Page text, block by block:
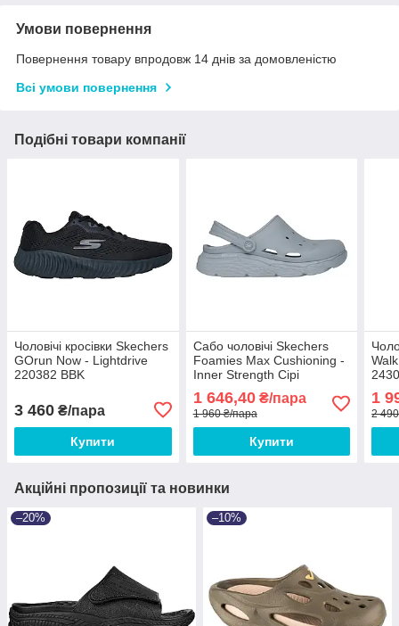
Умови повернення
Повернення товару впродовж 14 днів за домовленістю
Всі умови повернення
Подібні товари компанії
Чоловічі кросівки Skechers
GOrun Now - Lightdrive
220382 BBK
3 460 ₴/пара
Купити
Сабо чоловічі Skechers
Foamies Max Cushioning -
Inner Strength Сірі
1 646,40₴/пара
1 960 ₴/пара
Купити
1
2
Акційні пропозиції та новинки
–20% –10%